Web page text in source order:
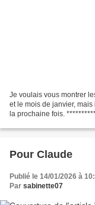
Je voulais vous montrer
et le mois de janvier,
la prochaine fois.
Pour Claude
Publié le 14/01/2026 à
Par sabinette07